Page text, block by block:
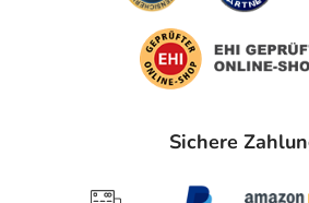
Ist Ihnen das Arzneimittel trotz einer
verordnet worden, sprechen Sie mit
Apotheker. Der therapeutische
Gegenanzeige in sich birgt.
Sichere